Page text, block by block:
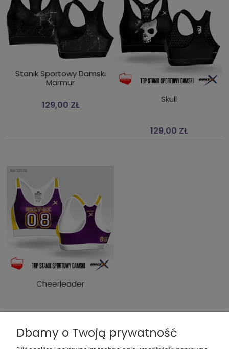
Stanik Sportowy Damski
Marmur
129,00 ZŁ
Skull
129,00 ZŁ
Cheerleader
129,00 ZŁ
Dbamy o Twoją prywatność